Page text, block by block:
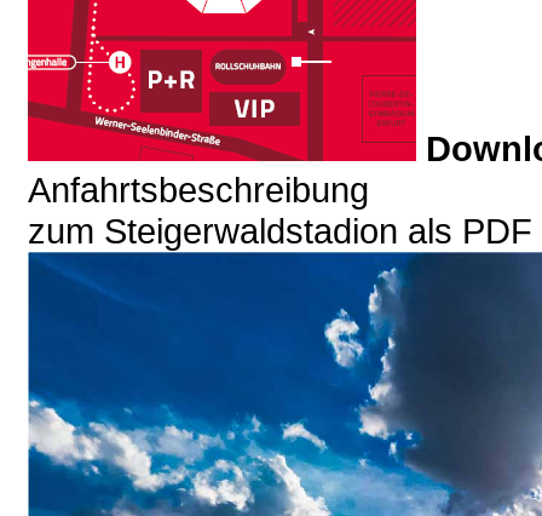
Anfahrtsbeschreibung
zum Steigerwaldstadion als PDF